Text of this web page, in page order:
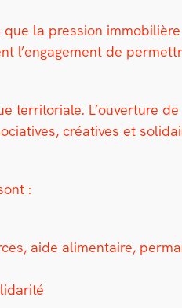
que la pres­sion
l’en­gage­ment de
L’ouverture
créa­tives et
:
aide ali­men­taire,